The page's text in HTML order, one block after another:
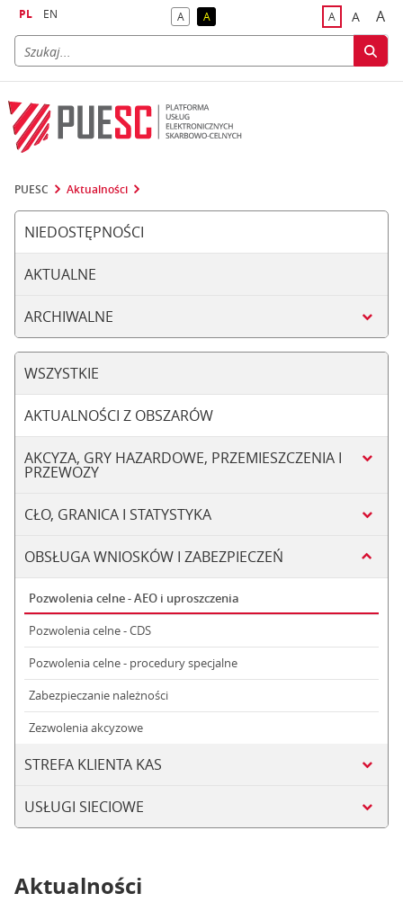
PL EN Akontrast domyślny
Akontrast żółty tekst na czarnym tle
Adomyślna
A A
PUESC Aktualności
NIEDOSTĘPNOŚCI
AKTUALNE
ARCHIWALNE
WSZYSTKIE
AKTUALNOŚCI Z OBSZARÓW
AKCYZA, GRY HAZARDOWE, PRZEMIESZCZENIA I
PRZEWOZY
CŁO, GRANICA I STATYSTYKA
OBSŁUGA WNIOSKÓW I ZABEZPIECZEŃ
Pozwolenia celne - AEO i uproszczenia
Pozwolenia celne - CDS
Pozwolenia celne - procedury specjalne
Zabezpieczanie należności
Zezwolenia akcyzowe
STREFA KLIENTA KAS
USŁUGI SIECIOWE
Aktualności